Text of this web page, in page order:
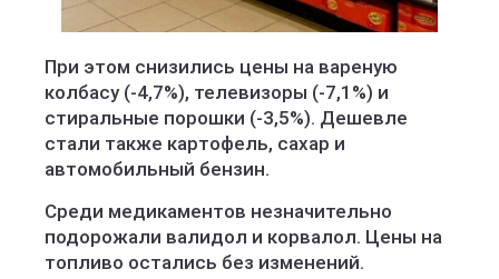
При этом снизились цены на вареную
колбасу (-4,7%), телевизоры (-7,1%) и
стиральные порошки (-3,5%). Дешевле
стали также картофель, сахар и
автомобильный бензин.
Среди медикаментов незначительно
подорожали валидол и корвалол. Цены на
топливо остались без изменений.